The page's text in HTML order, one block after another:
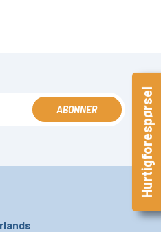
ABONNER Hurtigforespørsel